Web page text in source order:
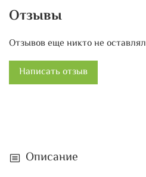
любой образ.
Отзывы
Отзывов еще никто не оставлял
Написать отзыв
Описание